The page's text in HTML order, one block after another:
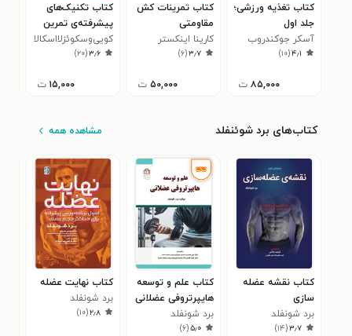
کتاب تغذیه ورزشی؛
جلد اول
آسکر جوکندروب
۴٫۱(۱۰)
۸۵,۰۰۰ ت
کتاب تمرینات کش
مقاومتی‮‬
کارینا اینکستر‮‬
۳٫۷(۶)
۵۰,۰۰۰ ت
کتاب تکنیک‌های
پیشرفته‌ی تمرین
ویژه‌ی هایپرتروفی
کویی‌وسکوئزلااسکالا
تکسچرا
۳٫۶(۲۰)
۱۵,۰۰۰ ت
کتاب‌های برد شوئنفلد مشاهده همه
کتاب نقشه عضله
سازی
برد شونفلد
۳٫۷(۱۴)
کتاب علم و توسعه
هایپرتروفی عضلانی
برد شونفلد
۵٫۰(۶)
کتاب نهایت عضله
برد شونفلد
۲٫۸(۱۰)